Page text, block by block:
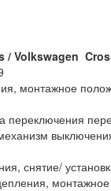
/ Volkswagen
монтажное
снятие/